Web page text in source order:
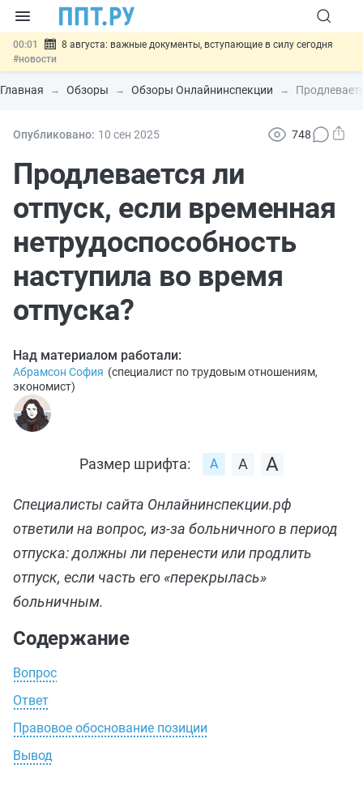
00:01
8 августа: важные документы, вступающие в силу сегодня
#новости
07.08 Подписан закон о блокировке продажи опасных товаров через
«Честный знак»#новости
07.08 Госпошлину за устранение ошибок в документах предлагают
07.08
отношений#новости
Главная Обзоры Обзоры Онлайнинспекции
Опубликовано: 10 сен 2025 748
Продлевается ли
отпуск, если временная
нетрудоспособность
наступила во время
отпуска?
Над материалом работали:
Абрамсон София (специалист по трудовым отношениям,
экономист)
Размер шрифта:
Специалисты сайта Онлайнинспекции.рф
ответили на вопрос, из-за больничного в период
отпуска: должны ли перенести или продлить
отпуск, если часть его «перекрылась»
больничным.
Содержание
Вопрос
Ответ
Правовое обоснование позиции
Вывод